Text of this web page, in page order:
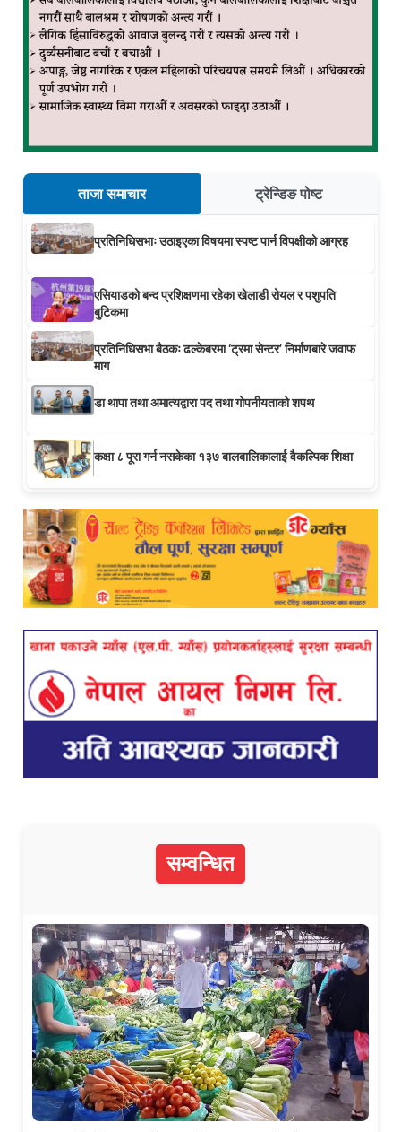
ताजा समाचार ट्रेन्डिङ पोष्ट
प्रतिनिधिसभाः उठाइएका विषयमा स्पष्ट पार्न विपक्षीको आग्रह
एसियाडको बन्द प्रशिक्षणमा रहेका खेलाडी रोयल र पशुपति
बुटिकमा
प्रतिनिधिसभा बैठकः ढल्केबरमा ‘ट्रमा सेन्टर’ निर्माणबारे जवाफ
माग
डा थापा तथा अमात्यद्वारा पद तथा गोपनीयताको शपथ
कक्षा ८ पूरा गर्न नसकेका १३७ बालबालिकालाई वैकल्पिक शिक्षा
सम्वन्धित